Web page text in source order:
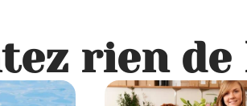
rien